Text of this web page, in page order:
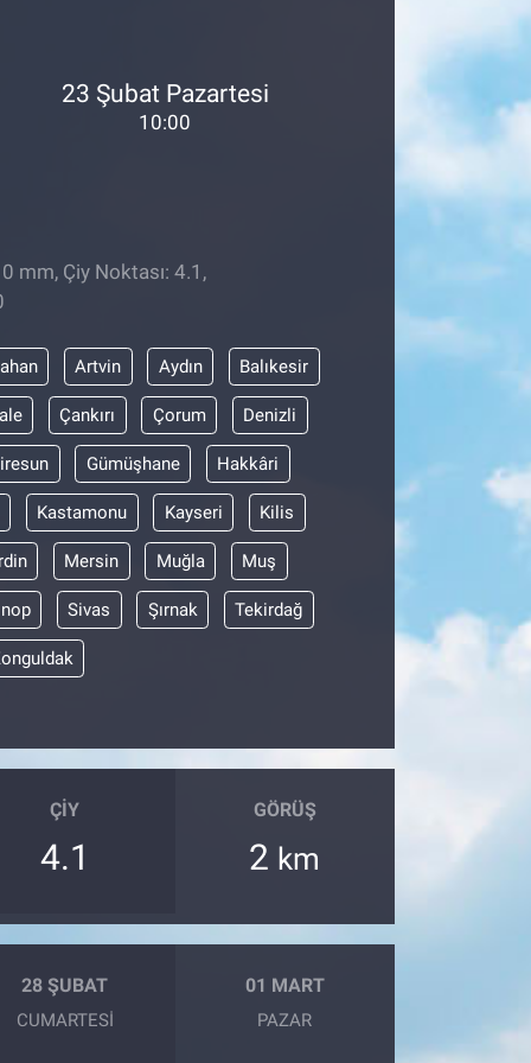
23 Şubat Pazartesi
10:00
mm, Çiy Noktası: 4.1,
Artvin Aydın Balıkesir
Çankırı Çorum Denizli
Gümüşhane Hakkâri
Kastamonu Kayseri Kilis
Mersin Muğla Muş
Sivas Şırnak Tekirdağ
ÇIY
4.1
GÖRÜŞ
2 km
28 ŞUBAT
CUMARTESI
01 MART
PAZAR